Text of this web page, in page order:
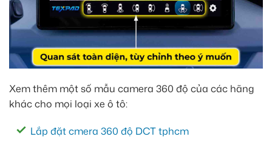
Xem thêm một số mẫu camera 360 độ của các hãng
khác cho mọi loại xe ô tô:
Lắp đặt cmera 360 độ DCT tphcm